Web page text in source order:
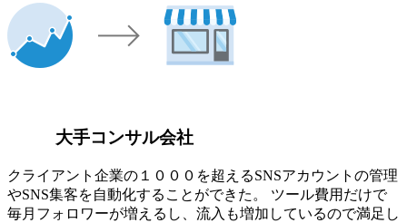
大手コンサル会社
クライアント企業の１０００を超えるSNSアカウントの管理
やSNS集客を自動化することができた。 ツール費用だけで
毎月フォロワーが増えるし、流入も増加しているので満足し